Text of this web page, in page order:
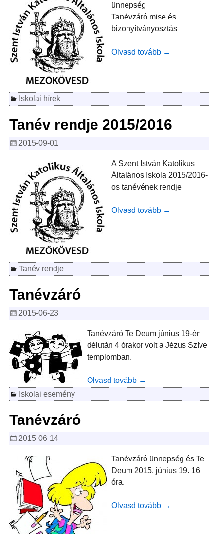
ünnepség
Tanévzáró mise és
bizonyítványosztás
Olvasd tovább →
Iskolai hírek
Tanév rendje 2015/2016
2015-09-01
A Szent István Katolikus
Általános Iskola 2015/2016-
os tanévének rendje
Olvasd tovább →
Tanév rendje
Tanévzáró
2015-06-23
Tanévzáró Te Deum június 19-én
délután 4 órakor volt a Jézus Szíve
templomban.
Olvasd tovább →
Iskolai esemény
Tanévzáró
2015-06-14
Tanévzáró ünnepség és Te
Deum 2015. június 19. 16
óra.
Olvasd tovább →